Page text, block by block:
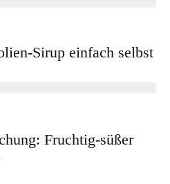
Sirup einfach selbst
Fruchtig-süßer